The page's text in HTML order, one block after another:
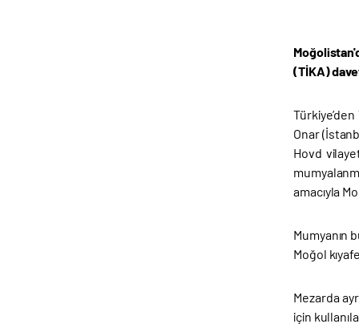
(TİKA)
Onar
Hovd
amacıyla
Mumyanın
Moğol
Mezarda
için